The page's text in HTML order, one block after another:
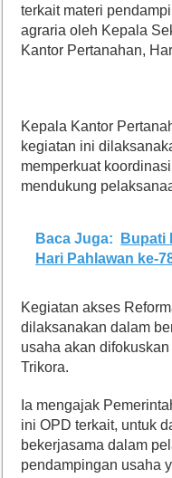
terkait materi
agraria oleh Kepala
Kantor Pertanahan,
Kepala Kantor
kegiatan ini
memperkuat
mendukung
Baca Juga:
Bupati
Hari Pahlawan ke-
Kegiatan akses
dilaksanakan dalam
usaha akan
Trikora.
Ia mengajak
ini OPD terkait, untuk
bekerjasama dalam
pendampingan usaha